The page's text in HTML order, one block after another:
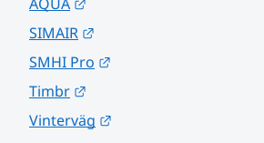
SIMAIR
SMHI Pro
Timbr
Vinterväg